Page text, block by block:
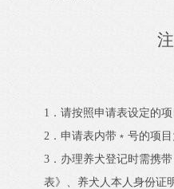
1 ．请按照申请表设定的
2 ．申请表内带﹡号的项目
3 ．办理养犬登记时需携
表》、养犬人本人身份证